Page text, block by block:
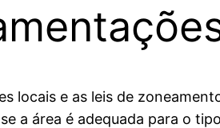
locais e as leis de
a área é adequada para o